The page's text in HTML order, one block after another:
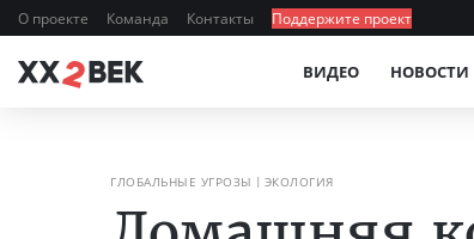
О проекте Команда Контакты Поддержите проект
ВИДЕО НОВОСТИ
ГЛОБАЛЬНЫЕ УГРОЗЫ ЭКОЛОГИЯ